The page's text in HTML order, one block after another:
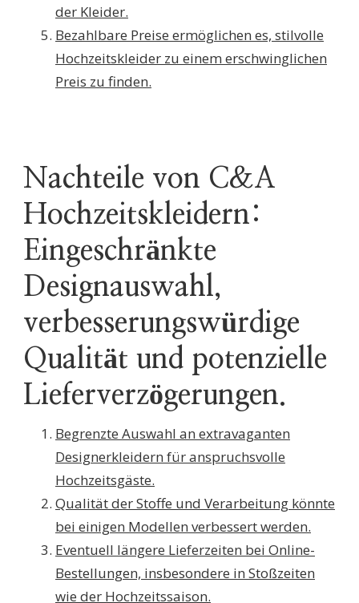
der Kleider.
Bezahlbare Preise ermöglichen es, stilvolle
Hochzeitskleider zu einem erschwinglichen
Preis zu finden.
Nachteile von C&A
Hochzeitskleidern:
Eingeschränkte
Designauswahl,
verbesserungswürdige
Qualität und potenzielle
Lieferverzögerungen.
Begrenzte Auswahl an extravaganten
Designerkleidern für anspruchsvolle
Hochzeitsgäste.
Qualität der Stoffe und Verarbeitung könnte
bei einigen Modellen verbessert werden.
Eventuell längere Lieferzeiten bei Online-
Bestellungen, insbesondere in Stoßzeiten
wie der Hochzeitssaison.